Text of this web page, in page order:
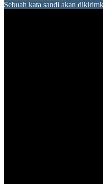
Sebuah kata sandi akan